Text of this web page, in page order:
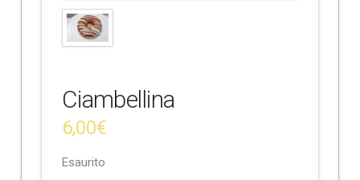
e
Ciambellina
6,00€
Esaurito